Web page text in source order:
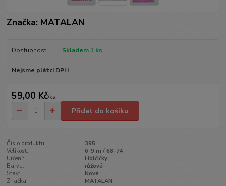
Značka: MATALAN
Dostupnost Skladem 1 ks
Nejsme plátci DPH
59,00 Kč/ks
Přidat do košíku
Číslo produktu:
395
Velikost:
6-9 m / 68-74
Určení:
Holčičky
Barva:
růžová
Stav:
Nové
Značka:
MATALAN